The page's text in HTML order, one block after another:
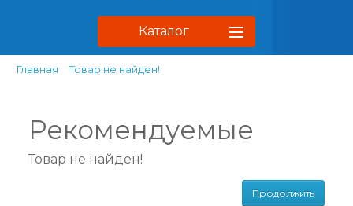
Каталог
Главная Товар не найден!
Рекомендуемые
Товар не найден!
Продолжить